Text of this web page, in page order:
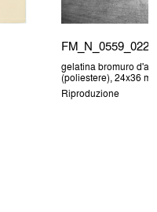
FM_N_0559_022
gelatina bromuro
(poliestere), 24x36
Riproduzione